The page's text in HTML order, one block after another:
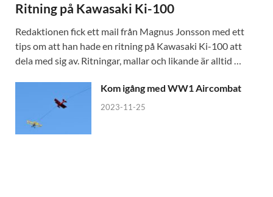
Ritning på Kawasaki Ki-100
Redaktionen fick ett mail från Magnus Jonsson med ett
tips om att han hade en ritning på Kawasaki Ki-100 att
dela med sig av. Ritningar, mallar och likande är alltid …
Kom igång med WW1 Aircombat
2023-11-25